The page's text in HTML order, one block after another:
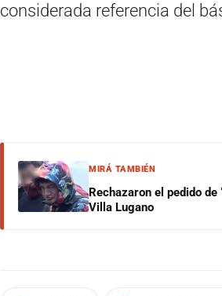
considerada referencia del
MIRÁ TAMBIÉN
Rechazaron el pedido
Villa Lugano